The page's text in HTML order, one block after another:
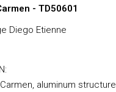
- TD50601
Diego Etienne
aluminum